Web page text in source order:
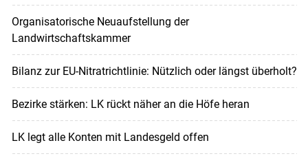
Organisatorische Neuaufstellung der
Landwirtschaftskammer
Bilanz zur EU-Nitratrichtlinie: Nützlich oder längst überholt?
Bezirke stärken: LK rückt näher an die Höfe heran
LK legt alle Konten mit Landesgeld offen